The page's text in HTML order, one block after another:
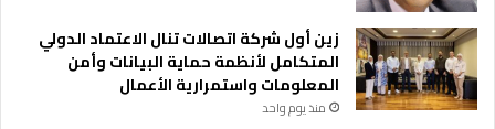
زين أول شركة اتصالات تنال الاعتماد الدولي
المتكامل لأنظمة حماية البيانات وأمن
المعلومات واستمرارية الأعمال
منذ يوم واحد